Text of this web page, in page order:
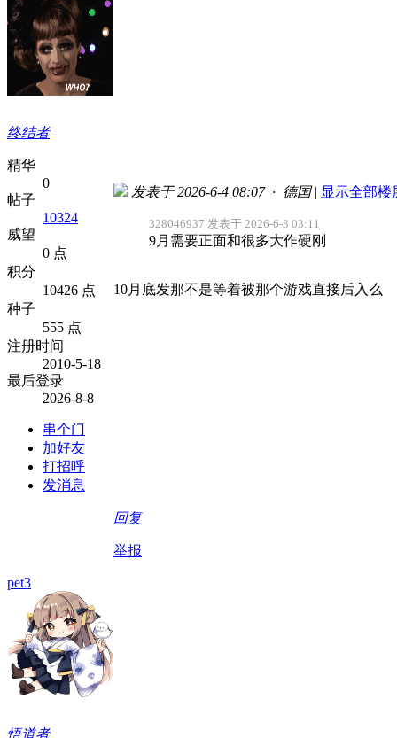
终结者
精华
0
帖子
10324
威望
0 点
积分
10426 点
种子
555 点
注册时间
2010-5-18
最后登录
2026-8-8
串个门
加好友
打招呼
发消息
发表于 2026-6-4 08:07 · 德国 | 显示全部楼
328046937 发表于 2026-6-3 03:11
9月需要正面和很多大作硬刚
10月底发那不是等着被那个游戏直接后入么
回复
举报
pet3
悟道者